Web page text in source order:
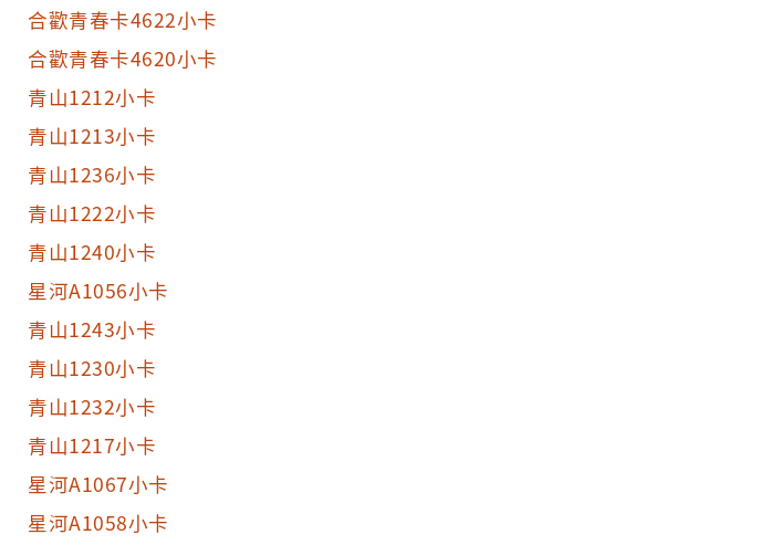
合歡青春卡4622小卡
合歡青春卡4620小卡
青山1212小卡
青山1213小卡
青山1236小卡
青山1222小卡
青山1240小卡
星河A1056小卡
青山1243小卡
青山1230小卡
青山1232小卡
青山1217小卡
星河A1067小卡
星河A1058小卡